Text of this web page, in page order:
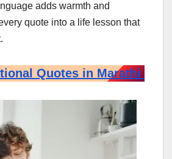
adds warmth and
quote into a life lesson that
Quotes in Marathi